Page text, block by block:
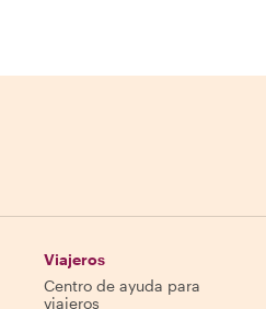
Viajeros
Centro de ayuda para
viajeros